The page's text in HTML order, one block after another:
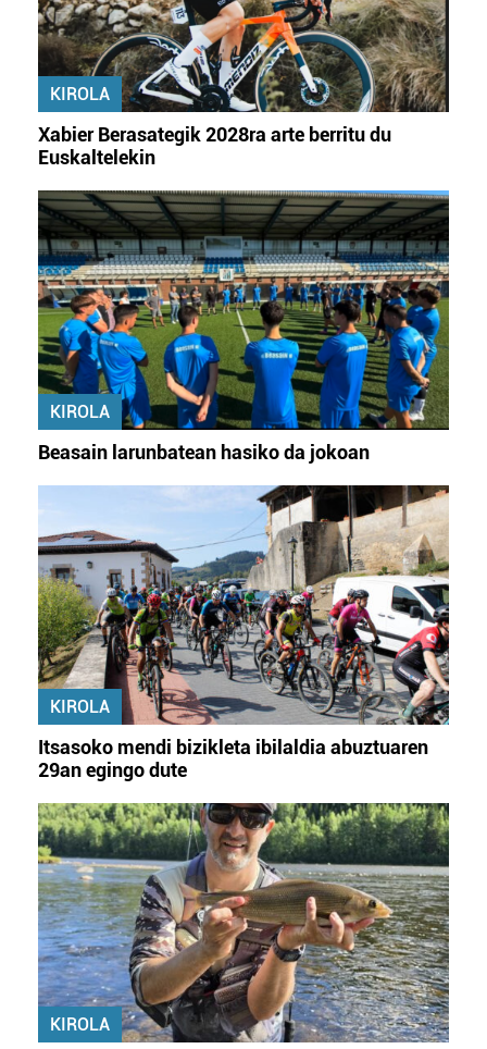
KIROLA
Xabier Berasategik 2028ra arte berritu du
Euskaltelekin
KIROLA
Beasain larunbatean hasiko da jokoan
KIROLA
Itsasoko mendi bizikleta ibilaldia abuztuaren
29an egingo dute
KIROLA